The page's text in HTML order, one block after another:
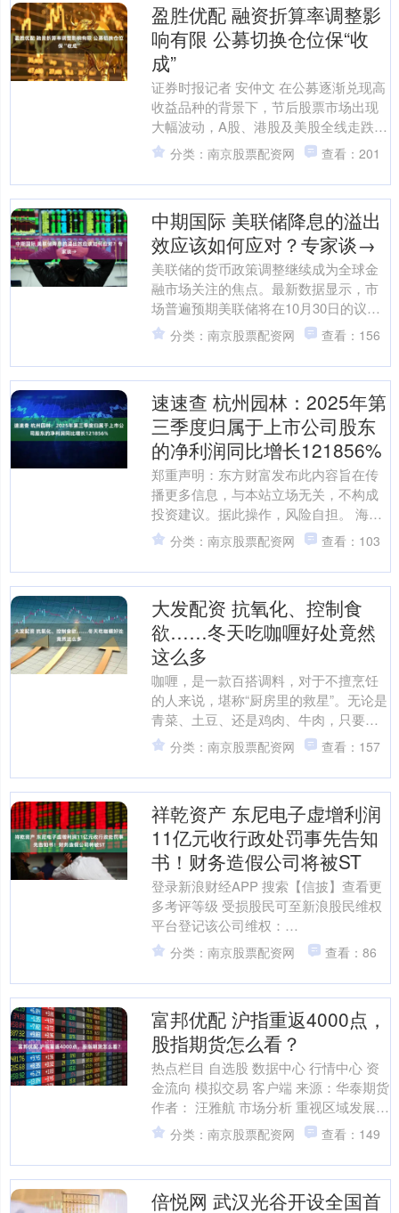
盈胜优配 融资折算率调整影
响有限 公募切换仓位保“收
成”
证券时报记者 安仲文 在公募逐渐兑现高
收益品种的背景下，节后股票市场出现
大幅波动，A股、港股及美股全线走跌。
对此，多位公募基金分析人士认为，四
季度通常会进入防....
分类：南京股票配资网 查看：201
中期国际 美联储降息的溢出
效应该如何应对？专家谈→
美联储的货币政策调整继续成为全球金
融市场关注的焦点。最新数据显示，市
场普遍预期美联储将在10月30日的议息
会议上再次降息25个基点，降息概率高
达94.1%。这一....
分类：南京股票配资网 查看：156
速速查 杭州园林：2025年第
三季度归属于上市公司股东
的净利润同比增长121856%
郑重声明：东方财富发布此内容旨在传
播更多信息，与本站立场无关，不构成
投资建议。据此操作，风险自担。 海量
资讯、精准解读，尽在新浪财经APP....
分类：南京股票配资网 查看：103
大发配资 抗氧化、控制食
欲……冬天吃咖喱好处竟然
这么多
咖喱，是一款百搭调料，对于不擅烹饪
的人来说，堪称“厨房里的救星”。无论是
青菜、土豆、还是鸡肉、牛肉，只要放
上咖喱同煮，就能一下子变得好吃起
来。其实，咖喱不仅是“....
分类：南京股票配资网 查看：157
祥乾资产 东尼电子虚增利润
11亿元收行政处罚事先告知
书！财务造假公司将被ST
登录新浪财经APP 搜索【信披】查看更
多考评等级 受损股民可至新浪股民维权
平台登记该公司维权：
http://wq.finance.sina.com.cn/ 关注....
分类：南京股票配资网 查看：86
富邦优配 沪指重返4000点，
股指期货怎么看？
热点栏目 自选股 数据中心 行情中心 资
金流向 模拟交易 客户端 来源：华泰期货
作者： 汪雅航 市场分析 重视区域发展。
宏观层面，国家主席在听取海南自贸港
建设....
分类：南京股票配资网 查看：149
倍悦网 武汉光谷开设全国首